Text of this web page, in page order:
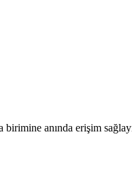
anında erişim